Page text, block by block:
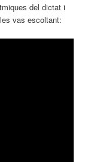
del dictat i
vas escoltant: